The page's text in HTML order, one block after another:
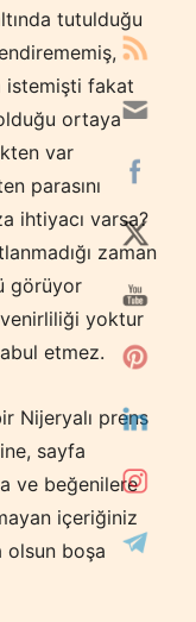
tutulduğu
istemişti fakat
ortaya
var
parasını
ihtiyacı varsa?
zaman
görüyor
yoktur
etmez.
Nijeryalı prens
sayfa
ve beğenilere
içeriğiniz
olsun boşa